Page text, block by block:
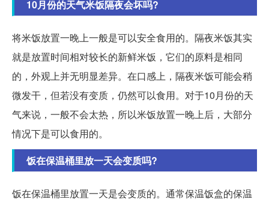
10月份的天气米饭隔夜会坏吗?
将米饭放置一晚上一般是可以安全食用的。隔夜米饭其实
就是放置时间相对较长的新鲜米饭，它们的原料是相同
的，外观上并无明显差异。在口感上，隔夜米饭可能会稍
微发干，但若没有变质，仍然可以食用。对于10月份的天
气来说，一般不会太热，所以米饭放置一晚上后，大部分
情况下是可以食用的。
饭在保温桶里放一天会变质吗?
饭在保温桶里放置一天是会变质的。通常保温饭盒的保温